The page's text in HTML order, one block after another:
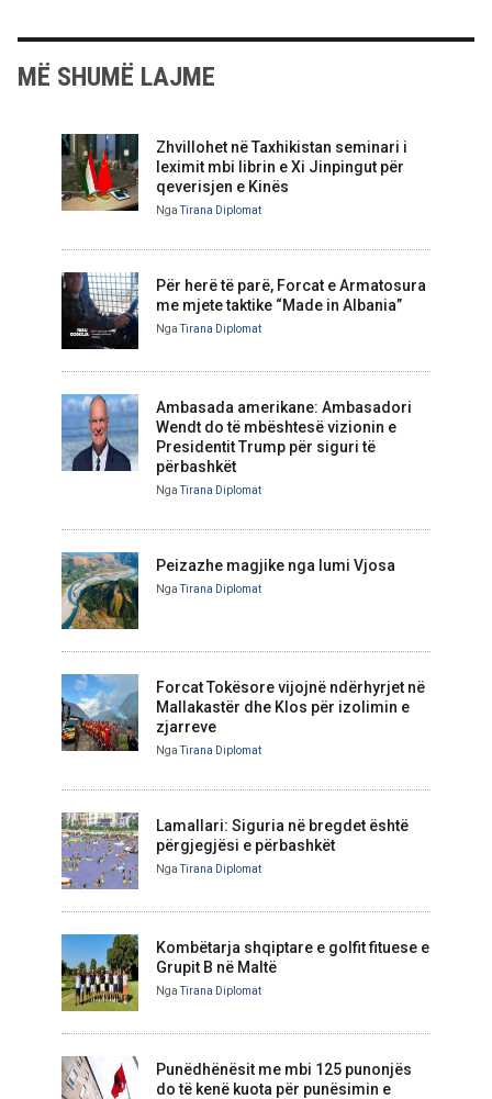
MË SHUMË LAJME
Zhvillohet në Taxhikistan seminari i
leximit mbi librin e Xi Jinpingut për
qeverisjen e Kinës
NgaTirana Diplomat
Për herë të parë, Forcat e Armatosura
me mjete taktike “Made in Albania”
NgaTirana Diplomat
Ambasada amerikane: Ambasadori
Wendt do të mbështesë vizionin e
Presidentit Trump për siguri të
përbashkët
NgaTirana Diplomat
Peizazhe magjike nga lumi Vjosa
NgaTirana Diplomat
Forcat Tokësore vijojnë ndërhyrjet në
Mallakastër dhe Klos për izolimin e
zjarreve
NgaTirana Diplomat
Lamallari: Siguria në bregdet është
përgjegjësi e përbashkët
NgaTirana Diplomat
Kombëtarja shqiptare e golfit fituese e
Grupit B në Maltë
NgaTirana Diplomat
Punëdhënësit me mbi 125 punonjës
do të kenë kuota për punësimin e